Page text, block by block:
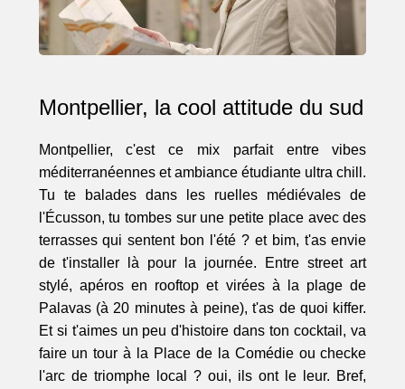
Montpellier, la cool attitude du sud
Montpellier, c'est ce mix parfait entre vibes
méditerranéennes et ambiance étudiante ultra chill.
Tu te balades dans les ruelles médiévales de
l'Écusson, tu tombes sur une petite place avec des
terrasses qui sentent bon l'été ? et bim, t'as envie
de t'installer là pour la journée. Entre street art
stylé, apéros en rooftop et virées à la plage de
Palavas (à 20 minutes à peine), t'as de quoi kiffer.
Et si t'aimes un peu d'histoire dans ton cocktail, va
faire un tour à la Place de la Comédie ou checke
l'arc de triomphe local ? oui, ils ont le leur. Bref,